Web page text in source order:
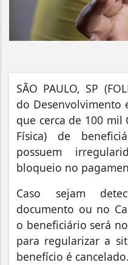
SÃO PAULO, SP
do Desenvolvimento
que cerca de 100 mil
Física) de
possuem
bloqueio no
Caso sejam
documento ou no
o beneficiário será
para regularizar a
benefício é cancelado.